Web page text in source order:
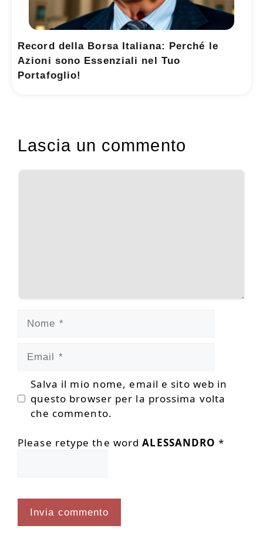
Record della Borsa Italiana: Perché le
Azioni sono Essenziali nel Tuo
Portafoglio!
Lascia un commento
Commento
Salva il mio nome, email e sito web in
questo browser per la prossima volta
che commento.
Please retype the wordALESSANDRO *